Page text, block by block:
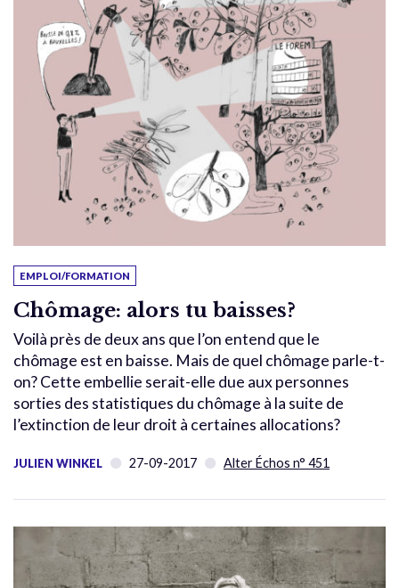
EMPLOI/FORMATION
Chômage: alors tu baisses?
Voilà près de deux ans que l’on entend que le
chômage est en baisse. Mais de quel chômage parle-t-
on? Cette embellie serait-elle due aux personnes
sorties des statistiques du chômage à la suite de
l’extinction de leur droit à certaines allocations?
JULIEN WINKEL 27-09-2017 Alter Échos n° 451